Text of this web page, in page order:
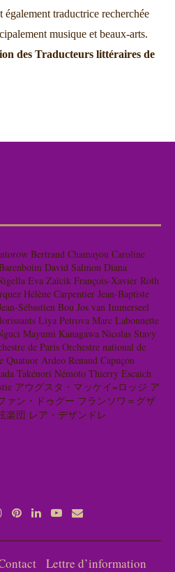
traductrice recherchée
musique et beaux-arts.
des Traducteurs littéraires de
Bertrand Chamayou Caroline
David Salmon Diana
Eva Zaïcik François-Xavier Roth
Hélène Carpentier Jean-Baptiste
Sébastien Bou Jos van Immerseel
Liya Petrova Marc Labonnette
Mayumi Kanagawa Nicolas Stavy
de Paris Orchestre national de
Quatuor Ardeo Renaud Capuçon
Takénori Némoto Thierry Escaich
アウグスタ・マッケイ=ロッジ ア
ァン・ドゥグー フランソワ＝グザ
楽団 レア・デザンドレ
Lettre d’information